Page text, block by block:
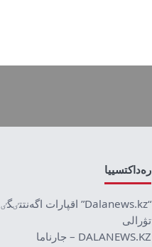
رەداكتسييا
“Dalanews.kz” اقپارات اگەنتتٸگٸ
تۋرالى
DALANEWS.KZ – جارناما